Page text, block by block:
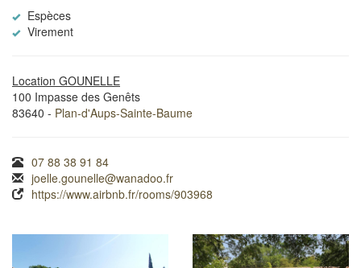
Espèces
Virement
Location GOUNELLE
100 Impasse des Genêts
83640 - Plan-d'Aups-Sainte-Baume
07 88 38 91 84
joelle.gounelle@wanadoo.fr
https://www.airbnb.fr/rooms/903968